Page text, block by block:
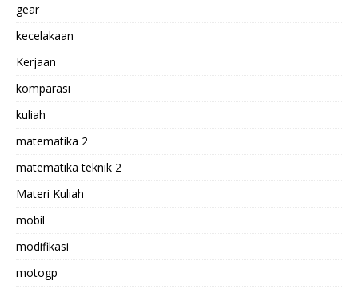
gear
kecelakaan
Kerjaan
komparasi
kuliah
matematika 2
matematika teknik 2
Materi Kuliah
mobil
modifikasi
motogp